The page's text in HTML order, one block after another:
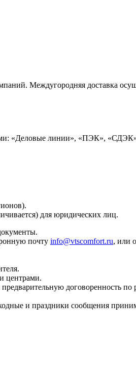
Междугородняя доставка
«Деловые линии», «ПЭК»,
для юридических лиц.
почту info@vtscomfort.ru, или
центрами.
договоренность
и праздники сообщения